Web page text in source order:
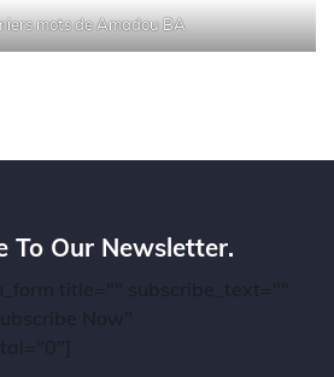
mots de Amadou BA
To Our Newsletter.
title="" subscribe_text=""
Now"